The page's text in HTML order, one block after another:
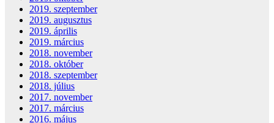
2019. szeptember
2019. augusztus
2019. április
2019. március
2018. november
2018. október
2018. szeptember
2018. július
2017. november
2017. március
2016. május